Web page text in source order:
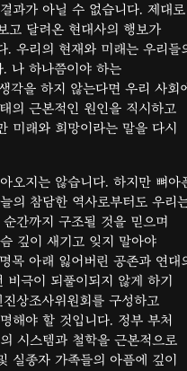
과가 아닐 수 없습니다. 제대로
고 달려온 현대사의 행보가
. 우리의 현재와 미래는 우리들
나 하나쯤이야 하는
각을 하지 않는다면 우리 사회
의 근본적인 원인을 직시하고
미래와 희망이라는 말을 다시
오지는 않습니다. 하지만 뼈아
의 참담한 역사로부터도 우리
간까지 구조될 것을 믿으며
깊이 새기고 잊지 말아야
목 아래 잃어버린 공존과 연대
비극이 되풀이되지 않게 하기
상조사위원회를 구성하고
해야 할 것입니다. 정부 부처
시스템과 철학을 근본적으로
실종자 가족들의 아픔에 깊이